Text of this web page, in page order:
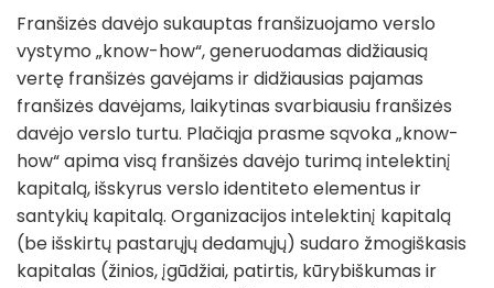
Franšizės davėjo sukauptas franšizuojamo verslo
vystymo „know-how“, generuodamas didžiausią
vertę franšizės gavėjams ir didžiausias pajamas
franšizės davėjams, laikytinas svarbiausiu franšizės
davėjo verslo turtu. Plačiąja prasme sąvoka „know-
how“ apima visą franšizės davėjo turimą intelektinį
kapitalą, išskyrus verslo identiteto elementus ir
santykių kapitalą. Organizacijos intelektinį kapitalą
(be išskirtų pastarųjų dedamųjų) sudaro žmogiškasis
kapitalas (žinios, įgūdžiai, patirtis, kūrybiškumas ir